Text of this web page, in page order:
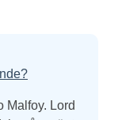
Malfoy. Lord